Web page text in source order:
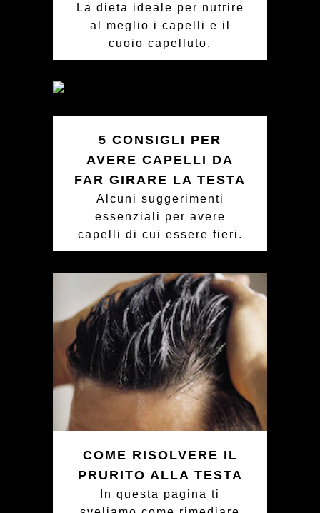
La dieta ideale per nutrire
al meglio i capelli e il
cuoio capelluto.
5 CONSIGLI PER
AVERE CAPELLI DA
FAR GIRARE LA TESTA
Alcuni suggerimenti
essenziali per avere
capelli di cui essere fieri.
COME RISOLVERE IL
PRURITO ALLA TESTA
In questa pagina ti